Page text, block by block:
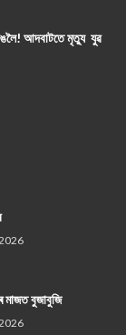
আদবাটতে মৃত্যু যুৱ
মাজত বুজাবুজি